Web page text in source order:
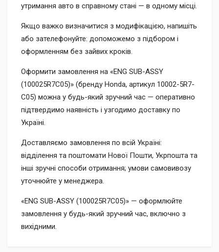
утримання авто в справному стані — в одному місці.
Якщо важко визначитися з модифікацією, напишіть
або зателефонуйте: допоможемо з підбором і
оформленням без зайвих кроків.
Оформити замовлення на «ENG SUB-ASSY
(100025R7C05)» (бренду Honda, артикул 10002-5R7-
C05) можна у будь-який зручний час — оперативно
підтвердимо наявність і узгодимо доставку по
Україні.
Доставляємо замовлення по всій Україні:
відділення та поштомати Нової Пошти, Укрпошта та
інші зручні способи отримання; умови самовивозу
уточнюйте у менеджера.
«ENG SUB-ASSY (100025R7C05)» — оформлюйте
замовлення у будь-який зручний час, включно з
вихідними.